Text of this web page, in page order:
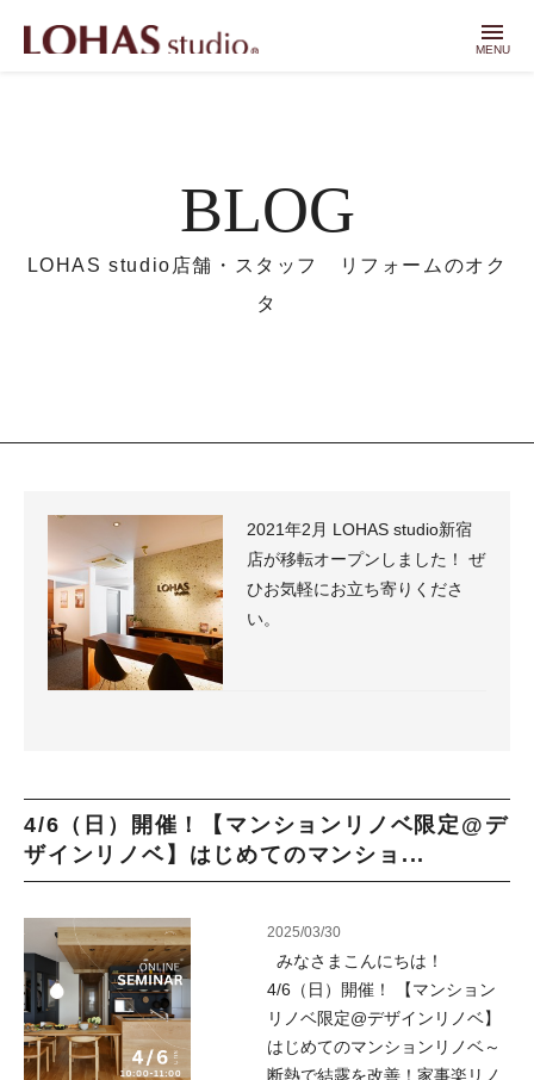
menu
MENU
BLOG
LOHAS studio店舗・スタッフ リフォームのオク
タ
2021年2月 LOHAS studio新宿
店が移転オープンしました！ ぜ
ひお気軽にお立ち寄りくださ
い。
4/6（日）開催！【マンションリノベ限定@デ
ザインリノベ】はじめてのマンショ...
2025/03/30
みなさまこんにちは！
4/6（日）開催！ 【マンション
リノベ限定@デザインリノベ】
はじめてのマンションリノベ～
断熱で結露を改善！家事楽リノ